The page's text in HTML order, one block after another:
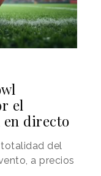
el
en directo
totalidad del
a precios